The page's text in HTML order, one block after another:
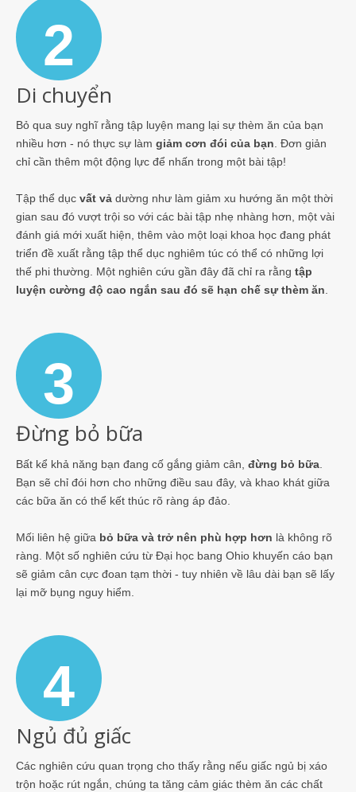
2
Di chuyển
Bỏ qua suy nghĩ rằng tập luyện mang lại sự thèm ăn của bạn
nhiều hơn - nó thực sự làm giảm cơn đói của bạn. Đơn giản
chỉ cần thêm một động lực để nhấn trong một bài tập!
Tập thể dục vất vả dường như làm giảm xu hướng ăn một thời
gian sau đó vượt trội so với các bài tập nhẹ nhàng hơn, một vài
đánh giá mới xuất hiện, thêm vào một loại khoa học đang phát
triển đề xuất rằng tập thể dục nghiêm túc có thể có những lợi
thế phi thường. Một nghiên cứu gần đây đã chỉ ra rằng tập
luyện cường độ cao ngắn sau đó sẽ hạn chế sự thèm ăn.
3
Đừng bỏ bữa
Bất kể khả năng bạn đang cố gắng giảm cân, đừng bỏ bữa
Bạn sẽ chỉ đói hơn cho những điều sau đây, và khao khát giữa
các bữa ăn có thể kết thúc rõ ràng áp đảo.
Mối liên hệ giữa bỏ bữa và trở nên phù hợp hơn là không rõ
ràng. Một số nghiên cứu từ Đại học bang Ohio khuyến cáo bạn
sẽ giảm cân cực đoan tạm thời - tuy nhiên về lâu dài bạn sẽ lấy
lại mỡ bụng nguy hiểm.
4
Ngủ đủ giấc
Các nghiên cứu quan trọng cho thấy rằng nếu giấc ngủ bị xáo
trộn hoặc rút ngắn, chúng ta tăng cảm giác thèm ăn các chất